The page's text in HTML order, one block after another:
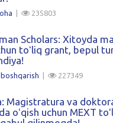
| 235803
Scholars: Xitoyda
toʻliq grant, bepul
| 227349
Magistratura va
oʻqish uchun MEXT